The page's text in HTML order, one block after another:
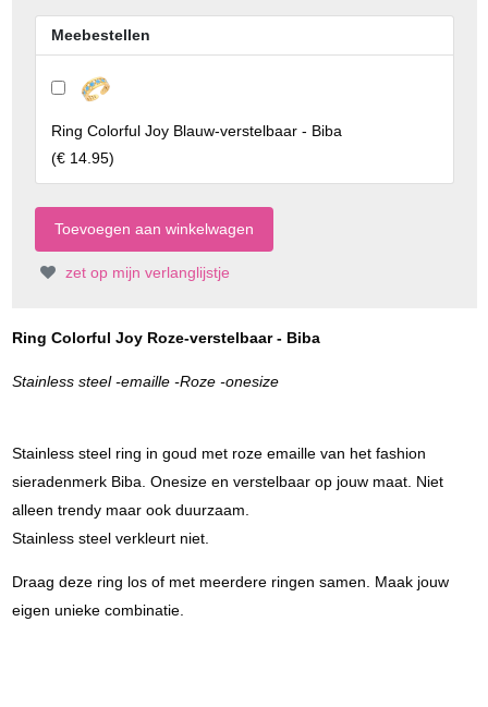
Meebestellen
Ring Colorful Joy Blauw-verstelbaar - Biba
(€ 14.95)
zet op mijn verlanglijstje
Ring Colorful Joy Roze-verstelbaar - Biba
Stainless steel -emaille -Roze -onesize
Stainless steel ring in goud met roze emaille van het fashion
sieradenmerk Biba. Onesize en verstelbaar op jouw maat. Niet
alleen trendy maar ook duurzaam.
Stainless steel verkleurt niet.
Draag deze ring los of met meerdere ringen samen. Maak jouw
eigen unieke combinatie.